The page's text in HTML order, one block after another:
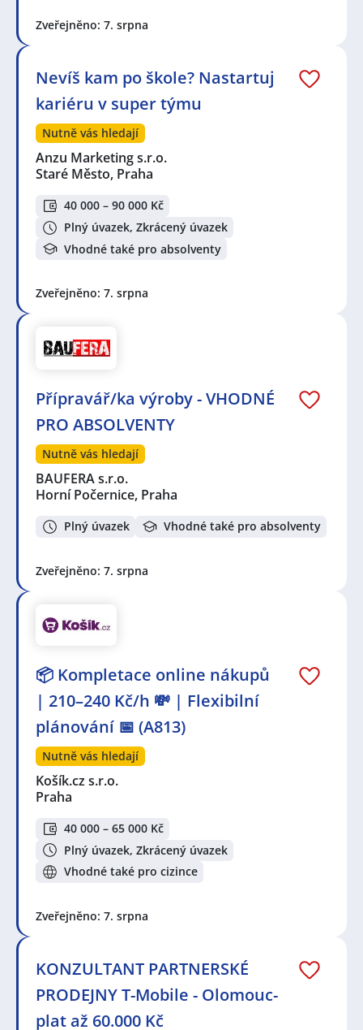
Zveřejněno: 7. srpna
Nevíš kam po škole? Nastartuj
kariéru v super týmu
Nutně vás hledají
Anzu Marketing s.r.o.
Staré Město, Praha
40 000 – 90 000 Kč
Plný úvazek, Zkrácený úvazek
Vhodné také pro absolventy
Zveřejněno: 7. srpna
Přípravář/ka výroby - VHODNÉ
PRO ABSOLVENTY
Nutně vás hledají
BAUFERA s.r.o.
Horní Počernice, Praha
Plný úvazek Vhodné také pro absolventy
Zveřejněno: 7. srpna
📦 Kompletace online nákupů
| 210–240 Kč/h 💸 | Flexibilní
plánování 📅 (A813)
Nutně vás hledají
Košík.cz s.r.o.
Praha
40 000 – 65 000 Kč
Plný úvazek, Zkrácený úvazek
Vhodné také pro cizince
Zveřejněno: 7. srpna
KONZULTANT PARTNERSKÉ
PRODEJNY T-Mobile - Olomouc-
plat až 60.000 Kč